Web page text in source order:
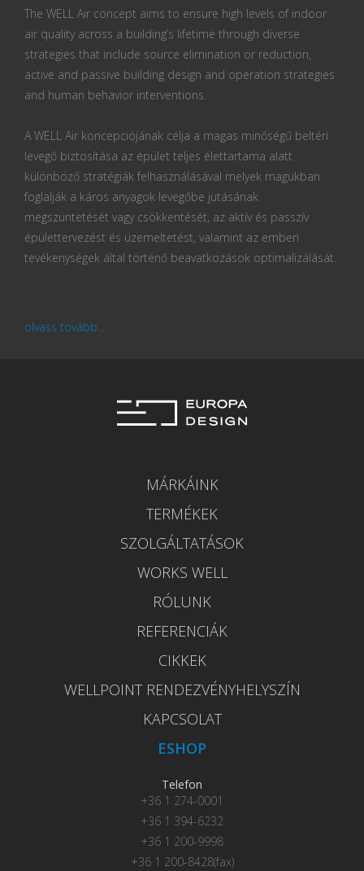
The WELL Air concept aims to ensure high levels of indoor
air quality across a building’s lifetime through diverse
strategies that include source elimination or reduction,
active and passive building design and operation strategies
and human behavior interventions.
A WELL Air koncepciójának célja a magas minőségű beltéri
levegő biztosítása az épület teljes élettartama alatt
különböző stratégiák felhasználásával melyek magukban
foglalják a káros anyagok levegőbe jutásának
megszüntetését vagy csökkentését, az aktív és passzív
épülettervezést és üzemeltetést, valamint az emberi
tevékenységek által történő beavatkozások optimalizálását.
olvass tovább...
MÁRKÁINK
TERMÉKEK
SZOLGÁLTATÁSOK
WORKS WELL
RÓLUNK
REFERENCIÁK
CIKKEK
WELLPOINT RENDEZVÉNYHELYSZÍN
KAPCSOLAT
ESHOP
Telefon
+36 1 274-0001
+36 1 394-6232
+36 1 200-9998
+36 1 200-8428(fax)